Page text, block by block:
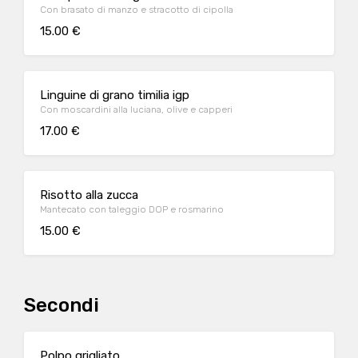
Con brasato di manzo e stracotto di cipolla
15.00 €
Linguine di grano timilia igp
Con moscardini alla luciana, olive e capperi
17.00 €
Risotto alla zucca
Mantecato con taleggio DOP e rosmarino
15.00 €
Secondi